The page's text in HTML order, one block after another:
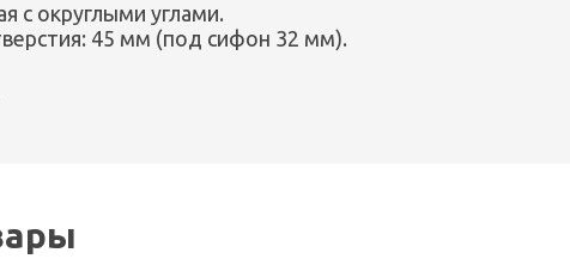
с округлыми углами.
45 мм (под сифон 32 мм).